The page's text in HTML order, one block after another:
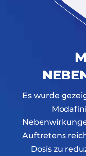
Es wurde
Auftretens
Dosis zu